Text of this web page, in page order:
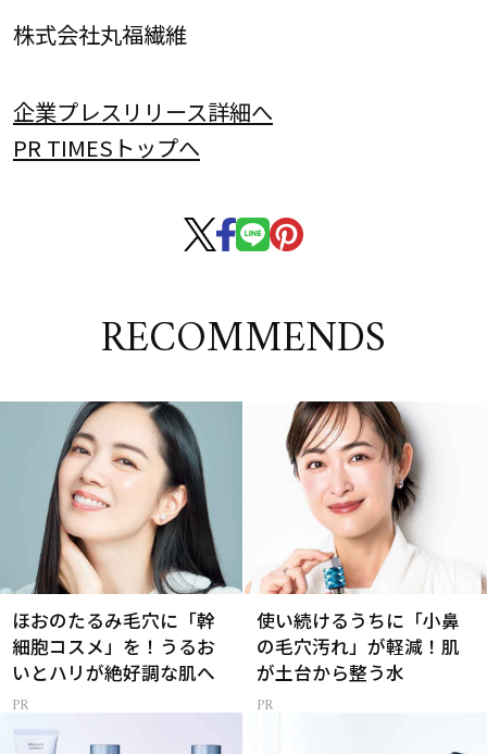
株式会社丸福繊維
企業プレスリリース詳細へ
PR TIMESトップへ
RECOMMENDS
ほおのたるみ毛穴に「幹
細胞コスメ」を！うるお
いとハリが絶好調な肌へ
使い続けるうちに「小鼻
の毛穴汚れ」が軽減！肌
が土台から整う水